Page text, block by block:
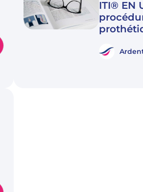
ITI® EN